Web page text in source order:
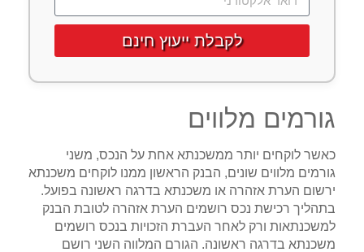
לקבלת ייעוץ חינם
גורמים מלווים
כאשר לוקחים יותר ממשכנתא אחת על הנכס, משני
גורמים מלווים שונים, הבנק הראשון ממנו לוקחים משכנתא
ירשום הערת אזהרה או משכנתא בדרגה ראשונה בפועל.
בתהליך רכישת נכס רושמים הערת אזהרה לטובת הבנק
למשכנתאות ורק לאחר העברת הזכויות בנכס רושמים
משכנתא בדרגה ראשונה. הגורם המלווה השני רושם